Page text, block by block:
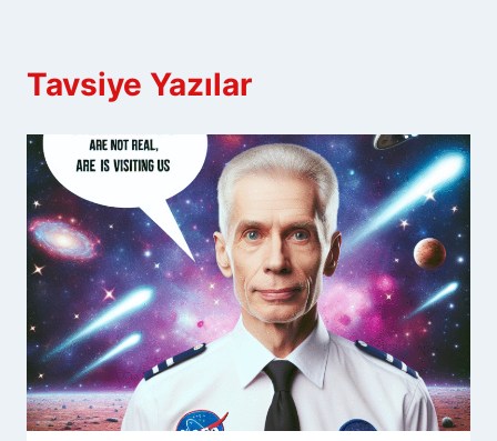
Tavsiye Yazılar